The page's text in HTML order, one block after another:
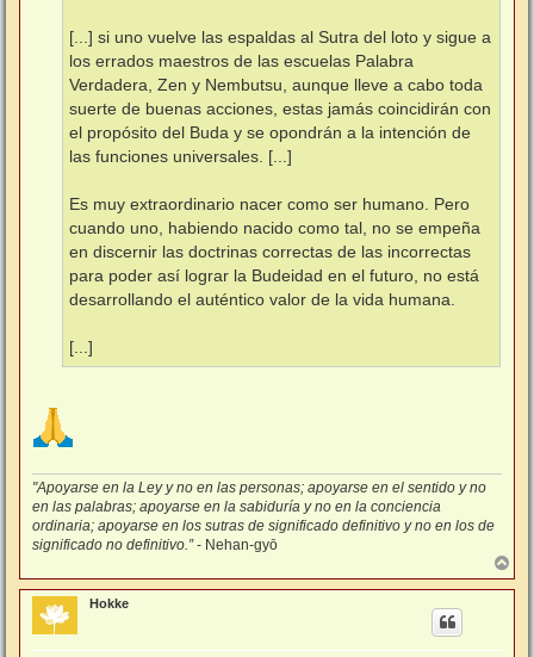
[...] si uno vuelve las espaldas al Sutra del loto y sigue a
los errados maestros de las escuelas Palabra
Verdadera, Zen y Nembutsu, aunque lleve a cabo toda
suerte de buenas acciones, estas jamás coincidirán con
el propósito del Buda y se opondrán a la intención de
las funciones universales. [...]
Es muy extraordinario nacer como ser humano. Pero
cuando uno, habiendo nacido como tal, no se empeña
en discernir las doctrinas correctas de las incorrectas
para poder así lograr la Budeidad en el futuro, no está
desarrollando el auténtico valor de la vida humana.
[...]
"Apoyarse en la Ley y no en las personas; apoyarse en el sentido y no
en las palabras; apoyarse en la sabiduría y no en la conciencia
ordinaria; apoyarse en los sutras de significado definitivo y no en los de
significado no definitivo.”- Nehan-gyō
r
r
Hokke